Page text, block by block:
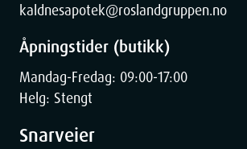
kaldnesapotek@roslandgruppen.no
Åpningstider (butikk)
Mandag-Fredag: 09:00-17:00
Helg: Stengt
Snarveier